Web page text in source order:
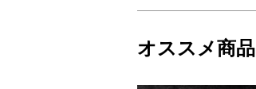
オススメ商品